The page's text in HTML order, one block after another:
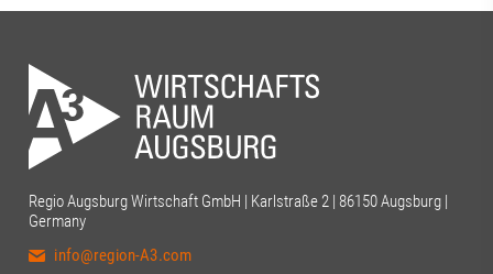
Regio Augsburg Wirtschaft GmbH | Karlstraße 2 | 86150 Augsburg |
Germany
info@region-A3.com